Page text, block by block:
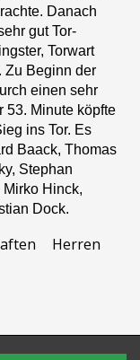
Danach
gut Tor-
Torwart
Zu Beginn der
einen sehr
53. Minute köpfte
ins Tor. Es
Baack, Thomas
Stephan
Hinck,
Dock.
Herren